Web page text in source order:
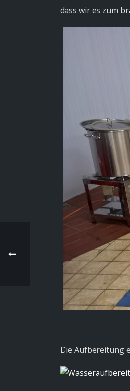
dass wir es zum
Die Aufbereitung